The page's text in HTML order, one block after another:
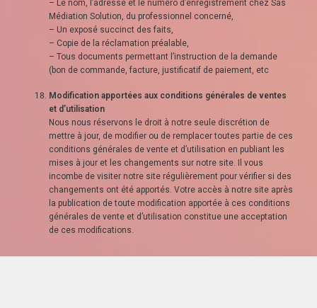
– Le nom, l’adresse et le numéro d’enregistrement chez Sas
Médiation Solution, du professionnel concerné,
– Un exposé succinct des faits,
– Copie de la réclamation préalable,
– Tous documents permettant l’instruction de la demande
(bon de commande, facture, justificatif de paiement, etc
Modification apportées aux conditions générales de ventes
et d’utilisation
Nous nous réservons le droit à notre seule discrétion de
mettre à jour, de modifier ou de remplacer toutes partie de ces
conditions générales de vente et d’utilisation en publiant les
mises à jour et les changements sur notre site. Il vous
incombe de visiter notre site régulièrement pour vérifier si des
changements ont été apportés. Votre accès à notre site après
la publication de toute modification apportée à ces conditions
générales de vente et d’utilisation constitue une acceptation
de ces modifications.